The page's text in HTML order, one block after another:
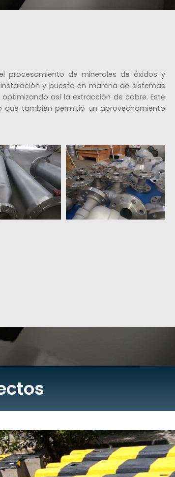
procesamiento de minerales de óxidos y
y puesta en marcha de sistemas
así la extracción de cobre. Este
también permitió un aprovechamiento